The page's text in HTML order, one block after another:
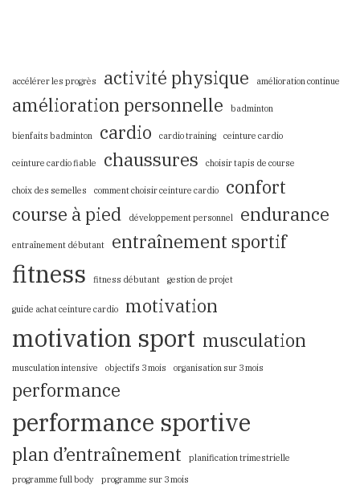
accélérer les progrès activité physique amélioration continue
amélioration personnelle badminton
bienfaits badminton cardio cardio training ceinture cardio
ceinture cardio fiable chaussures choisir tapis de course
choix des semelles comment choisir ceinture cardio
confort
course à pied
développement personnel endurance
entraînement débutant entraînement sportif
fitness fitness débutant gestion de projet
guide achat ceinture cardio motivation
motivation sport musculation
musculation intensive objectifs 3 mois organisation sur 3 mois
performance
performance sportive
plan d’entraînement
planification trimestrielle
programme full body
programme sur 3 mois